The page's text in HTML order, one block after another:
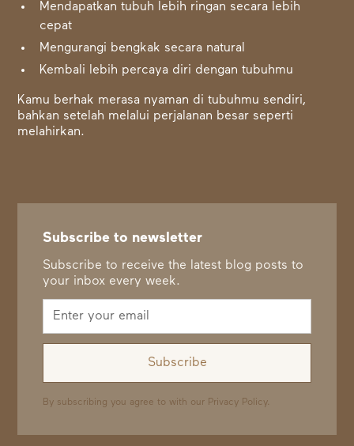
Mendapatkan tubuh lebih ringan secara lebih
cepat
Mengurangi bengkak secara natural
Kembali lebih percaya diri dengan tubuhmu
Kamu berhak merasa nyaman di tubuhmu sendiri,
bahkan setelah melalui perjalanan besar seperti
melahirkan.
Subscribe to newsletter
Subscribe to receive the latest blog posts to
your inbox every week.
By subscribing you agree to with our Privacy Policy.